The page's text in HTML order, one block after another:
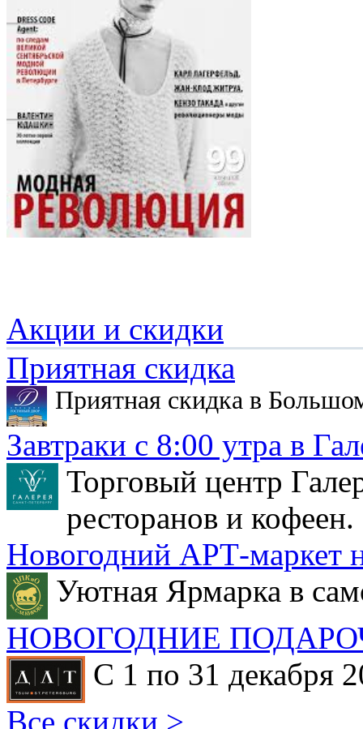
Акции и скидки
Приятная скидка
Приятная скидка в
Завтраки с 8:00 утра в
Торговый центр
ресторанов и кофеен.
Новогодний АРТ-маркет
Уютная Ярмарка в
НОВОГОДНИЕ
С 1 по 31 декабря
Все скидки >